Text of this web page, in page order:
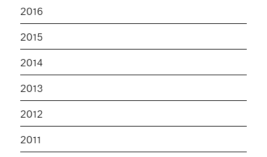
2016
2015
2014
2013
2012
2011